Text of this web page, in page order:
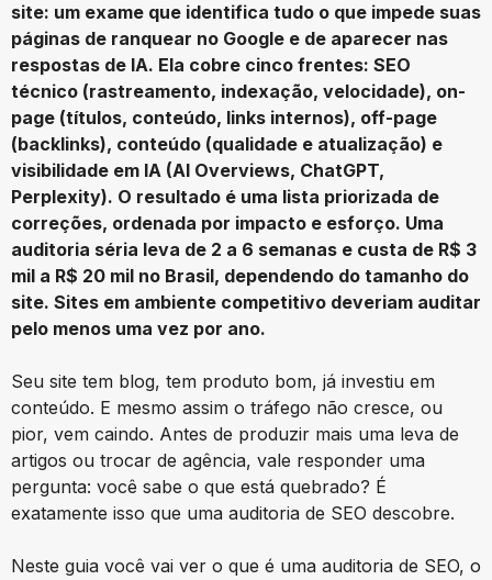
site: um exame que identifica tudo o que impede suas
páginas de ranquear no Google e de aparecer nas
respostas de IA. Ela cobre cinco frentes: SEO
técnico (rastreamento, indexação, velocidade), on-
page (títulos, conteúdo, links internos), off-page
(backlinks), conteúdo (qualidade e atualização) e
visibilidade em IA (AI Overviews, ChatGPT,
Perplexity). O resultado é uma lista priorizada de
correções, ordenada por impacto e esforço. Uma
auditoria séria leva de 2 a 6 semanas e custa de R$ 3
mil a R$ 20 mil no Brasil, dependendo do tamanho do
site. Sites em ambiente competitivo deveriam auditar
pelo menos uma vez por ano.
Seu site tem blog, tem produto bom, já investiu em
conteúdo. E mesmo assim o tráfego não cresce, ou
pior, vem caindo. Antes de produzir mais uma leva de
artigos ou trocar de agência, vale responder uma
pergunta: você sabe o que está quebrado? É
exatamente isso que uma auditoria de SEO descobre.
Neste guia você vai ver o que é uma auditoria de SEO, o